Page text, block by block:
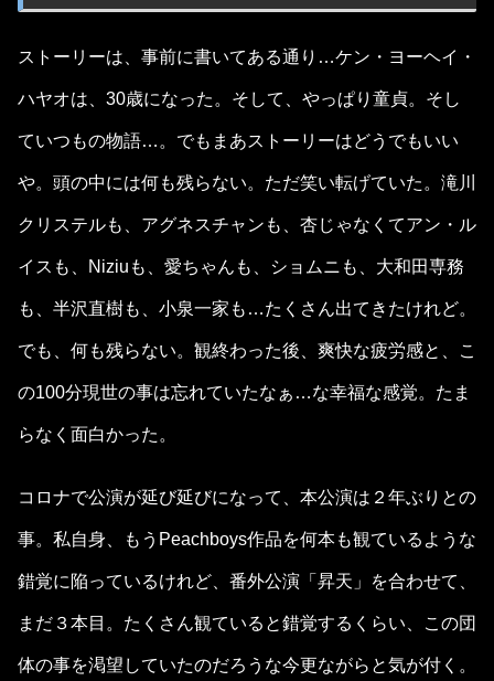
ストーリーは、事前に書いてある通り…ケン・ヨーヘイ・
ハヤオは、30歳になった。そして、やっぱり童貞。そし
ていつもの物語…。でもまあストーリーはどうでもいい
や。頭の中には何も残らない。ただ笑い転げていた。滝川
クリステルも、アグネスチャンも、杏じゃなくてアン・ル
イスも、Niziuも、愛ちゃんも、ショムニも、大和田専務
も、半沢直樹も、小泉一家も…たくさん出てきたけれど。
でも、何も残らない。観終わった後、爽快な疲労感と、こ
の100分現世の事は忘れていたなぁ…な幸福な感覚。たま
らなく面白かった。
コロナで公演が延び延びになって、本公演は２年ぶりとの
事。私自身、もうPeachboys作品を何本も観ているような
錯覚に陥っているけれど、番外公演「昇天」を合わせて、
まだ３本目。たくさん観ていると錯覚するくらい、この団
体の事を渇望していたのだろうな今更ながらと気が付く。